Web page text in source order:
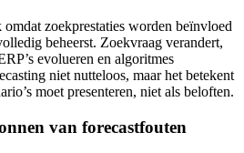
zoekprestaties worden beïnvloed
beheerst. Zoekvraag verandert,
evolueren en algoritmes
niet nutteloos, maar het betekent
moet presenteren, niet als beloften.
van forecastfouten